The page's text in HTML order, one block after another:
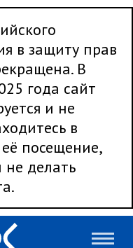
в защиту прав
В
года сайт
и не
в
посещение,
делать